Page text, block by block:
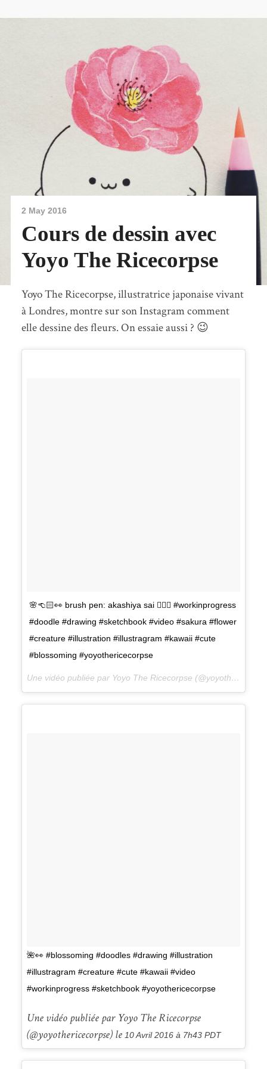
2 May 2016
Cours de dessin avec
Yoyo The Ricecorpse
Yoyo The Ricecorpse, illustratrice japonaise vivant
à Londres, montre sur son Instagram comment
elle dessine des fleurs. On essaie aussi ? 😉
🌸👈🏻👀 brush pen: akashiya sai 👈🏻✨ #workinprogress
#doodle #drawing #sketchbook #video #sakura #flower
#creature #illustration #illustragram #kawaii #cute
#blossoming #yoyothericecorpse
Une vidéo publiée par Yoyo The Ricecorpse (@yoyothericecorpse) le
🌺👀 #blossoming #doodles #drawing #illustration
#illustragram #creature #cute #kawaii #video
#workinprogress #sketchbook #yoyothericecorpse
Une vidéo publiée par Yoyo The Ricecorpse
(@yoyothericecorpse) le 10 Avril 2016 à 7h43 PDT